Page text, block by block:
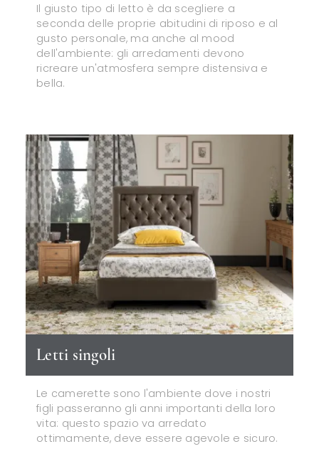
Il giusto tipo di letto è da scegliere a
seconda delle proprie abitudini di riposo e al
gusto personale, ma anche al mood
dell'ambiente: gli arredamenti devono
ricreare un'atmosfera sempre distensiva e
bella.
Letti singoli
Le camerette sono l'ambiente dove i nostri
figli passeranno gli anni importanti della loro
vita: questo spazio va arredato
ottimamente, deve essere agevole e sicuro.